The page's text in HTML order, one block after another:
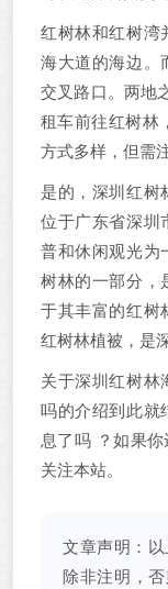
红树林和红树湾
海大道的海边。
交叉路口。两地
租车前往红树林
方式多样，但需
是的，深圳红树
位于广东省深圳
普和休闲观光为
树林的一部分，
于其丰富的红树
红树林植被，是
关于深圳红树林
吗的介绍到此就
息了吗 ？如果
关注本站。
文章声明：
除非注明，